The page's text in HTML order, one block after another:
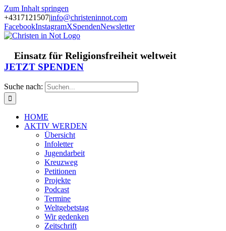
Zum Inhalt springen
+4317121507|info@christeninnot.com
FacebookInstagramXSpendenNewsletter
Einsatz für Religionsfreiheit weltweit
JETZT SPENDEN
Suche nach:
HOME
AKTIV WERDEN
Übersicht
Infoletter
Jugendarbeit
Kreuzweg
Petitionen
Projekte
Podcast
Termine
Weltgebetstag
Wir gedenken
Zeitschrift